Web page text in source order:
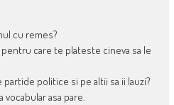
cu remes?
care te plateste cineva sa le
partide politice si pe altii sa ii lauzi?
vocabular asa pare.